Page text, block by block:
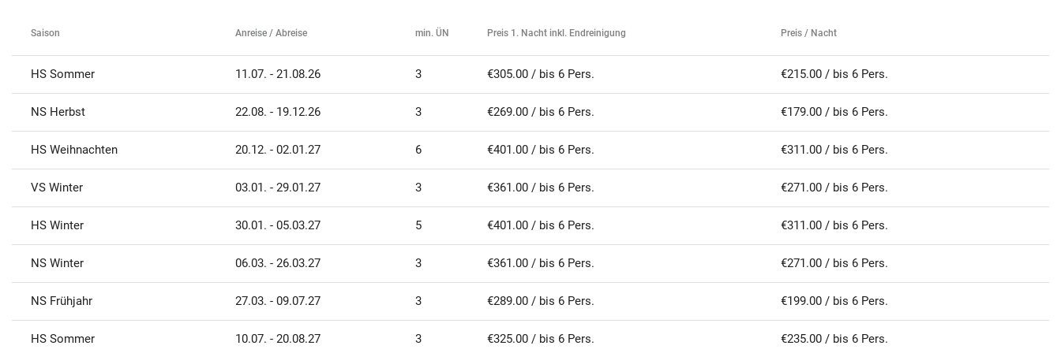
Saison Anreise / Abreise min. ÜN Preis 1. Nacht inkl. Endreinigung Preis / Nacht
HS Sommer 11.07. - 21.08.26 3 €305.00 / bis 6 Pers. €215.00 / bis 6 Pers.
NS Herbst 22.08. - 19.12.26 3 €269.00 / bis 6 Pers. €179.00 / bis 6 Pers.
HS Weihnachten 20.12. - 02.01.27 6 €401.00 / bis 6 Pers. €311.00 / bis 6 Pers.
VS Winter 03.01. - 29.01.27 3 €361.00 / bis 6 Pers. €271.00 / bis 6 Pers.
HS Winter 30.01. - 05.03.27 5 €401.00 / bis 6 Pers. €311.00 / bis 6 Pers.
NS Winter 06.03. - 26.03.27 3 €361.00 / bis 6 Pers. €271.00 / bis 6 Pers.
NS Frühjahr 27.03. - 09.07.27 3 €289.00 / bis 6 Pers. €199.00 / bis 6 Pers.
HS Sommer 10.07. - 20.08.27 3 €325.00 / bis 6 Pers. €235.00 / bis 6 Pers.